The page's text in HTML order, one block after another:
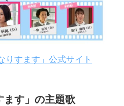
りすます」公式サイト
ます」の主題歌